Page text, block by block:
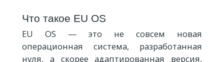
Что такое EU OS
EU OS — это не совсем новая
операционная система, разработанная
нуля, а скорее адаптированная версия,